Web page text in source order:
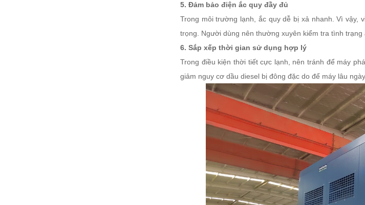
5. Đảm bảo điện ắc quy đầy đủ
Trong môi trường lạnh, ắc quy dễ bị xả nhanh. Vì vậy,
trọng. Người dùng nên thường xuyên kiểm tra tình
6. Sắp xếp thời gian sử dụng hợp lý
Trong điều kiện thời tiết cực lạnh, nên tránh để máy
giảm nguy cơ dầu diesel bị đông đặc do để máy lâu